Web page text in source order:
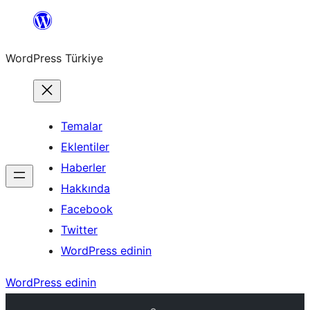
İçeriğe
WordPress Türkiye
Temalar
Eklentiler
Haberler
Hakkında
Facebook
Twitter
WordPress edinin
WordPress edinin